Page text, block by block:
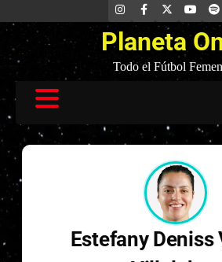
INSTAGRAM
FACEBOOK
Planeta
Todo el Fútbol
Estefany Deniss